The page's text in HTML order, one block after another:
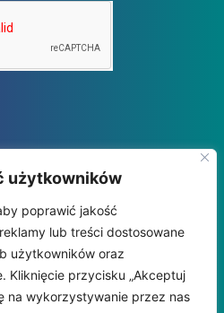
użytkowników
poprawić jakość
lub treści dostosowane
użytkowników oraz
Kliknięcie przycisku „Akceptuj
na wykorzystywanie przez nas
subwencję finansową w
Finansowa 2.0
dla Mikro i
przez